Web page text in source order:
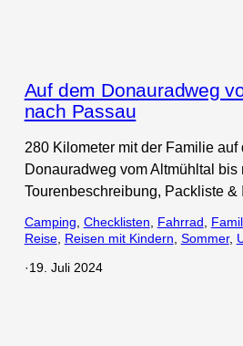
Auf dem Donauradweg
nach Passau
280 Kilometer mit der Familie auf
Donauradweg vom Altmühltal bis
Tourenbeschreibung, Packliste &
Camping Checklisten Fahrrad
Reise, Reisen mit Kindern Sommer,
·19. Juli 2024